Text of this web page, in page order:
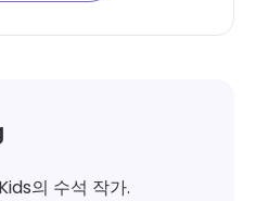
의 수석 작가.